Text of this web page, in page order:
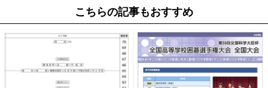
こちらの記事もおすすめ